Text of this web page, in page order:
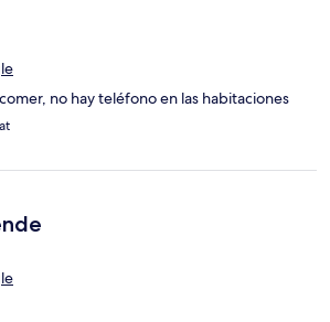
no hay teléfono en las habitaciones